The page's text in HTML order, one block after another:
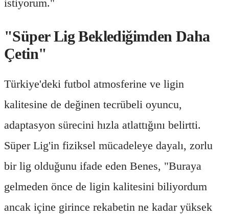
istiyorum."
"Süper Lig Beklediğimden Daha
Çetin"
Türkiye'deki futbol atmosferine ve ligin
kalitesine de değinen tecrübeli oyuncu,
adaptasyon sürecini hızla atlattığını belirtti.
Süper Lig'in fiziksel mücadeleye dayalı, zorlu
bir lig olduğunu ifade eden Benes, "Buraya
gelmeden önce de ligin kalitesini biliyordum
ancak içine girince rekabetin ne kadar yüksek